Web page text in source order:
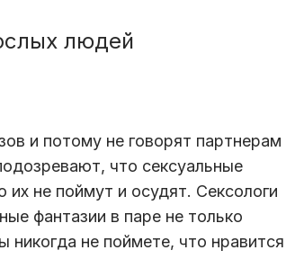
людей
и потому не говорят партнерам
что сексуальные
не поймут и осудят. Сексологи
фантазии в паре не только
не поймете, что нравится